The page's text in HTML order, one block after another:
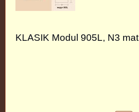
KLASIK Modul 905L, N3 mat